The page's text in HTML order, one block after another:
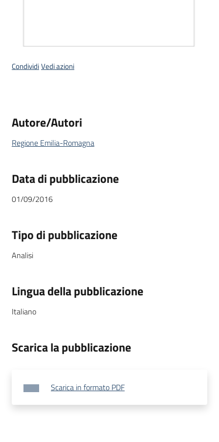
CondividiVedi azioni
Autore/Autori
Regione Emilia-Romagna
Data di pubblicazione
01/09/2016
Tipo di pubblicazione
Analisi
Lingua della pubblicazione
Italiano
Scarica la pubblicazione
Scarica in formato PDF